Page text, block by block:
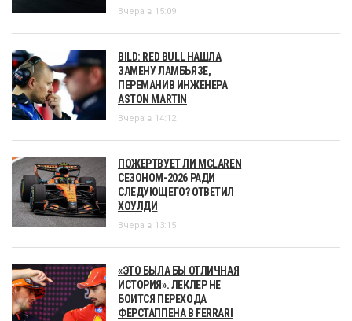
Вчера в 15:09
BILD: RED BULL НАШЛА
ЗАМЕНУ ЛАМБЬЯЗЕ,
ПЕРЕМАНИВ ИНЖЕНЕРА
ASTON MARTIN
Вчера в 14:12
ПОЖЕРТВУЕТ ЛИ MCLAREN
СЕЗОНОМ-2026 РАДИ
СЛЕДУЮЩЕГО? ОТВЕТИЛ
ХОУЛДИ
Вчера в 13:15
«ЭТО БЫЛА БЫ ОТЛИЧНАЯ
ИСТОРИЯ». ЛЕКЛЕР НЕ
БОИТСЯ ПЕРЕХОДА
ФЕРСТАППЕНА В FERRARI